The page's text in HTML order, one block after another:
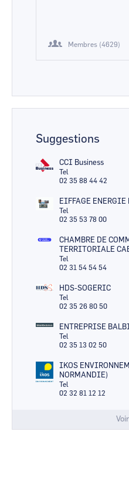
Membres (4629)
Suggestions
CCI Business
Tel
02 35 88 44 42
EIFFAGE
Tel
02 35 53 78 00
CHAMBRE DE
TERRITORIALE
Tel
02 31 54 54 54
HDS-SOGERIC
Tel
02 35 26 80 50
ENTREPRISE
Tel
02 35 13 02 50
IKOS
NORMANDIE)
Tel
02 32 81 12 12